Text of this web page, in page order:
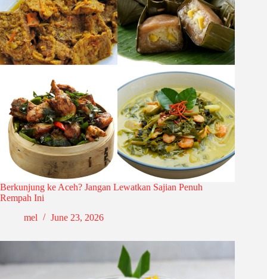
Berkunjung ke Aceh? Jangan Lewatkan Sajian Penuh
Rempah Ini
mel
June 23, 2026